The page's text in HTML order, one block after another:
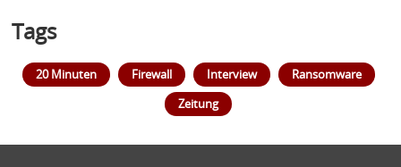
Tags
20 Minuten Firewall Interview
Ransomware
Zeitung